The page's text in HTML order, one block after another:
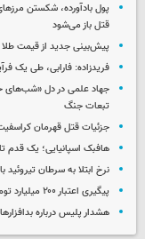
پول بادآورده، شکستن
قتل باز می‌شود
پیش‌بینی جدید از قیمت طلا
فریدزاده: فارابی، طی یک
جهاد علمی در دل «شب‌های
تبعات جنگ
جزئیات قتل قهرمان
هافبک اسپانیایی؛ یک قدم
نرخ ابتلا به سرطان تیروئید
پیگیری اعتبار ۲۰۰ میلیارد تومانی پروژه پلنگ‌دره در خراسان شمالی
هشدار پلیس درباره